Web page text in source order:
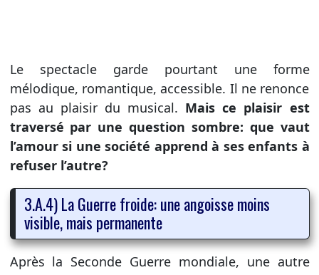
Le spectacle garde pourtant une forme
mélodique, romantique, accessible. Il ne renonce
pas au plaisir du musical. Mais ce plaisir est
traversé par une question sombre: que vaut
l’amour si une société apprend à ses enfants à
refuser l’autre?
3.A.4) La Guerre froide: une angoisse moins
visible, mais permanente
Après la Seconde Guerre mondiale, une autre